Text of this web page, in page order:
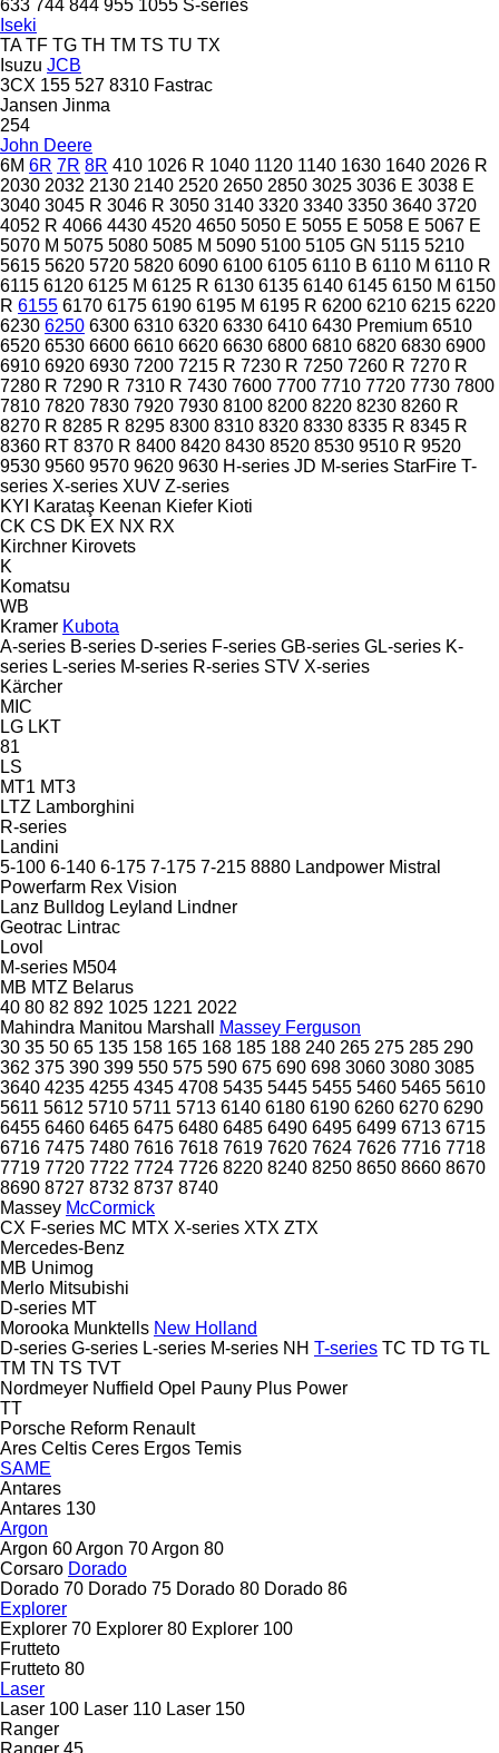
633 744 844 955 1055 S-series
Iseki
TA TF TG TH TM TS TU TX
Isuzu JCB
3CX 155 527 8310 Fastrac
Jansen Jinma
254
John Deere
6M 6R 7R 8R 410 1026 R 1040 1120 1140 1630 1640 2026 R
2030 2032 2130 2140 2520 2650 2850 3025 3036 E 3038 E
3040 3045 R 3046 R 3050 3140 3320 3340 3350 3640 3720
4052 R 4066 4430 4520 4650 5050 E 5055 E 5058 E 5067 E
5070 M 5075 5080 5085 M 5090 5100 5105 GN 5115 5210
5615 5620 5720 5820 6090 6100 6105 6110 B 6110 M 6110 R
6115 6120 6125 M 6125 R 6130 6135 6140 6145 6150 M 6150
R 6155 6170 6175 6190 6195 M 6195 R 6200 6210 6215 6220
6230 6250 6300 6310 6320 6330 6410 6430 Premium 6510
6520 6530 6600 6610 6620 6630 6800 6810 6820 6830 6900
6910 6920 6930 7200 7215 R 7230 R 7250 7260 R 7270 R
7280 R 7290 R 7310 R 7430 7600 7700 7710 7720 7730 7800
7810 7820 7830 7920 7930 8100 8200 8220 8230 8260 R
8270 R 8285 R 8295 8300 8310 8320 8330 8335 R 8345 R
8360 RT 8370 R 8400 8420 8430 8520 8530 9510 R 9520
9530 9560 9570 9620 9630 H-series JD M-series StarFire T-
series X-series XUV Z-series
KYI
Karataş Keenan Kiefer Kioti
CK CS DK EX NX RX
Kirchner Kirovets
K
Komatsu
WB
Kramer Kubota
A-series B-series D-series F-series GB-series GL-series K-
series L-series M-series R-series STV X-series
Kärcher
MIC
LG LKT
81
LS
MT1 MT3
LTZ Lamborghini
R-series
Landini
5-100 6-140 6-175 7-175 7-215 8880 Landpower Mistral
Powerfarm Rex Vision
Lanz Bulldog Leyland Lindner
Geotrac Lintrac
Lovol
M-series M504
MB MTZ Belarus
40 80 82 892 1025 1221 2022
Mahindra Manitou Marshall
Massey Ferguson
30 35 50 65 135 158 165 168 185 188 240 265 275 285 290
362 375 390 399 550 575 590 675 690 698 3060 3080 3085
3640 4235 4255 4345 4708 5435 5445 5455 5460 5465 5610
5611 5612 5710 5711 5713 6140 6180 6190 6260 6270 6290
6455 6460 6465 6475 6480 6485 6490 6495 6499 6713 6715
6716 7475 7480 7616 7618 7619 7620 7624 7626 7716 7718
7719 7720 7722 7724 7726 8220 8240 8250 8650 8660 8670
8690 8727 8732 8737 8740
Massey McCormick
CX F-series MC MTX X-series XTX ZTX
Mercedes-Benz
MB Unimog
Merlo Mitsubishi
D-series MT
Morooka Munktells New Holland
D-series G-series L-series M-series NH T-series TC TD TG TL
TM TN TS TVT
Nordmeyer Nuffield Opel Pauny Plus Power
TT
Porsche Reform Renault
Ares Celtis Ceres Ergos Temis
SAME
Antares
Antares 130
Argon
Argon 60Argon 70Argon 80
Corsaro Dorado
Dorado 70 Dorado 75 Dorado 80 Dorado 86
Explorer
Explorer 70 Explorer 80 Explorer 100
Frutteto
Frutteto 80
Laser
Laser 100 Laser 110 Laser 150
Ranger
Ranger 45